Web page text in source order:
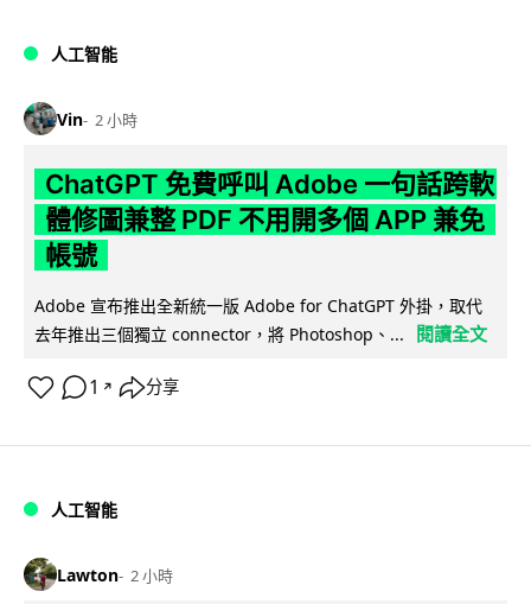
人工智能
Vin 2 小時
ChatGPT 免費呼叫 Adobe 一句話跨軟
體修圖兼整 PDF 不用開多個 APP 兼免
帳號
Adobe 宣布推出全新統一版 Adobe for ChatGPT 外掛，取代
去年推出三個獨立 connector，將 Photoshop、...
閱讀全文
1 ↗ 分享
人工智能
Lawton 2 小時